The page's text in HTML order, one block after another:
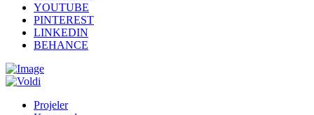
YOUTUBE
PINTEREST
LINKEDIN
BEHANCE
Projeler